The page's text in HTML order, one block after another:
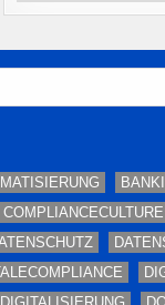
COMPLIANCECULTURE